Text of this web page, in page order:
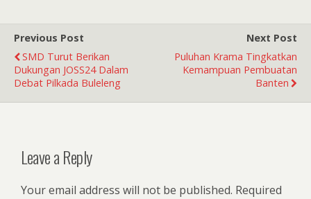
Previous Post
SMD Turut Berikan
Dukungan JOSS24 Dalam
Debat Pilkada Buleleng
Next Post
Puluhan Krama Tingkatkan
Kemampuan Pembuatan
Banten
Leave a Reply
Your email address will not be published. Required